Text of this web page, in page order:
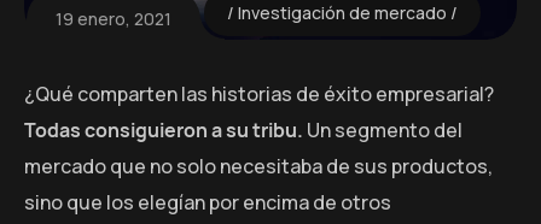
19 enero, 2021 Investigación de mercado
¿Qué comparten las historias de éxito empresarial?
Todas consiguieron a su tribu. Un segmento del
mercado que no solo necesitaba de sus productos,
sino que los elegían por encima de otros